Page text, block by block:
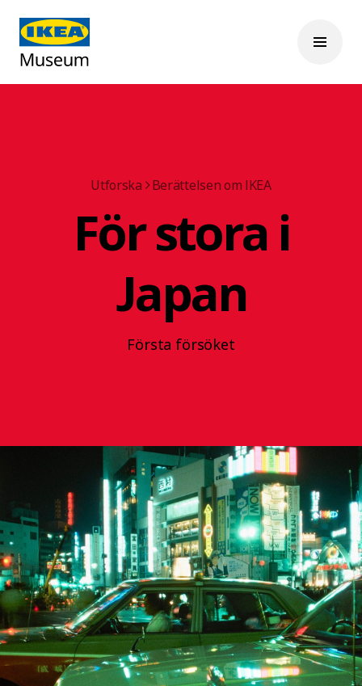
Utforska Berättelsen om IKEA
För stora i
Japan
Första försöket